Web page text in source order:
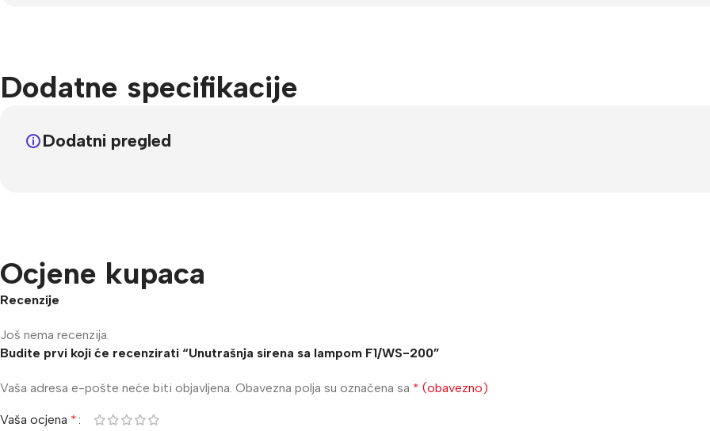
Dodatne specifikacije
Dodatni pregled
Ocjene kupaca
Recenzije
Još nema recenzija.
Budite prvi koji će recenzirati “Unutrašnja sirena sa lampom F1/WS-200”
Vaša adresa e-pošte neće biti objavljena. Obavezna polja su označena sa * (obavezno)
Vaša ocjena *